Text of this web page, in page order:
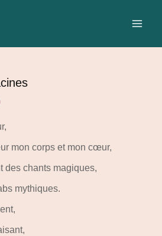
mon corps et mon cœur,
des chants magiques,
mythiques.